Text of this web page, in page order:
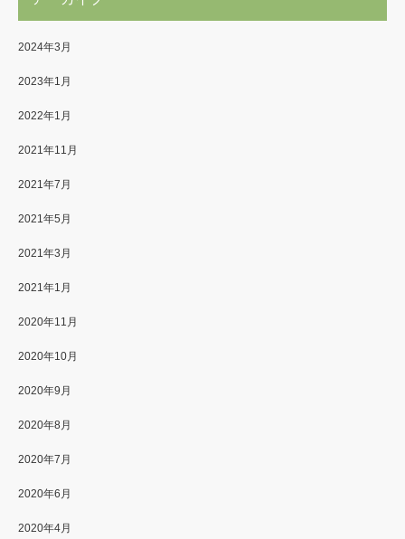
2024年3月
2023年1月
2022年1月
2021年11月
2021年7月
2021年5月
2021年3月
2021年1月
2020年11月
2020年10月
2020年9月
2020年8月
2020年7月
2020年6月
2020年4月